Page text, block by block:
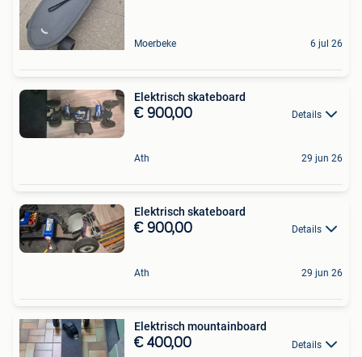
Moerbeke 6 jul 26
Elektrisch skateboard
€ 900,00 Details
Ath 29 jun 26
Elektrisch skateboard
€ 900,00 Details
Ath 29 jun 26
Elektrisch mountainboard
€ 400,00 Details